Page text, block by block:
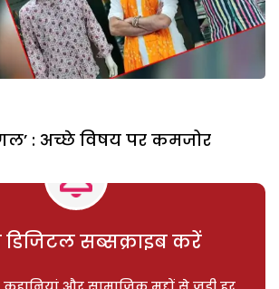
: अच्छे विषय पर कमजोर
डिजिटल सब्सक्राइब करें